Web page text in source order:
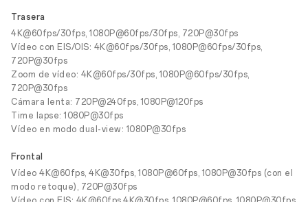
Trasera
4K@60fps/30fps, 1080P@60fps/30fps, 720P@30fps
Vídeo con EIS/OIS: 4K@60fps/30fps, 1080P@60fps/30fps,
720P@30fps
Zoom de vídeo: 4K@60fps/30fps, 1080P@60fps/30fps,
720P@30fps
Cámara lenta: 720P@240fps, 1080P@120fps
Time lapse: 1080P@30fps
Vídeo en modo dual-view: 1080P@30fps
Frontal
Vídeo 4K@60fps, 4K@30fps, 1080P@60fps, 1080P@30fps (con el
modo retoque), 720P@30fps